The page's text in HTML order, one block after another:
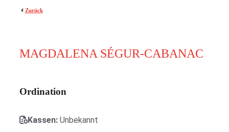
Zurück
MAGDALENA SÉGUR-CABANAC
Ordination
Kassen: Unbekannt